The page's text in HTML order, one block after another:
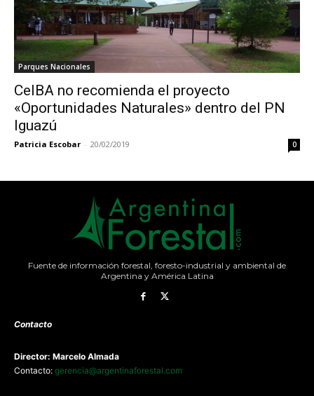
Parques Nacionales
CeIBA no recomienda el proyecto
«Oportunidades Naturales» dentro del PN
Iguazú
Patricia Escobar - 20/02/2019 0
Fuente de información forestal, foresto-industrial y ambiental de
Argentina y América Latina
Contacto
Director: Marcelo Almada
Contacto: gerencia@argentinaforestal.com